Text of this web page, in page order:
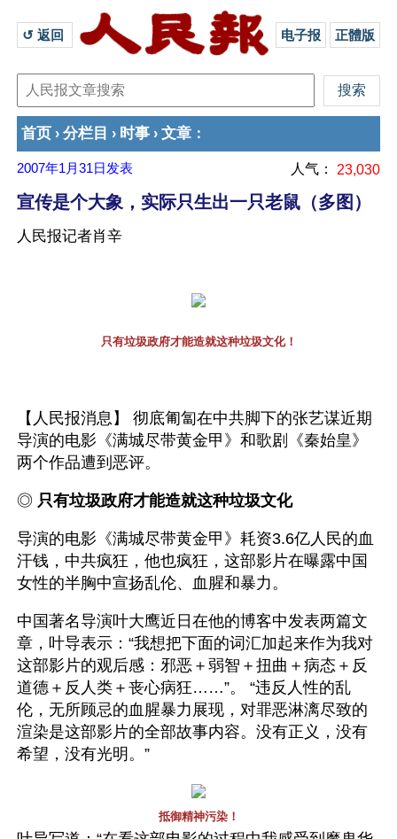
↺ 返回 电子报 正體版
首页 › 分栏目 › 时事 › 文章 ：
2007年1月31日 发表 人气： 23,030
宣传是个大象，实际只生出一只老鼠（多图）
人民报记者肖辛
只有垃圾政府才能造就这种垃圾文化！
【人民报消息】 彻底匍匐在中共脚下的张艺谋近期
导演的电影《满城尽带黄金甲》和歌剧《秦始皇》
两个作品遭到恶评。
◎ 只有垃圾政府才能造就这种垃圾文化
导演的电影《满城尽带黄金甲》耗资3.6亿人民的血
汗钱，中共疯狂，他也疯狂，这部影片在曝露中国
女性的半胸中宣扬乱伦、血腥和暴力。
中国著名导演叶大鹰近日在他的博客中发表两篇文
章，叶导表示：“我想把下面的词汇加起来作为我对
这部影片的观后感：邪恶＋弱智＋扭曲＋病态＋反
道德＋反人类＋丧心病狂……”。 “违反人性的乱
伦，无所顾忌的血腥暴力展现，对罪恶淋漓尽致的
渲染是这部影片的全部故事内容。没有正义，没有
希望，没有光明。”
抵御精神污染！